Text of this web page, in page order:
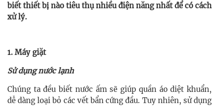
biết thiết bị nào tiêu thụ nhiều điện năng nhất để có cách
xử lý.
1. Máy giặt
Sử dụng nước lạnh
Chúng ta đều biết nước ấm sẽ giúp quần áo diệt khuẩn,
dễ dàng loại bỏ các vết bẩn cứng đầu. Tuy nhiên, sử dụng